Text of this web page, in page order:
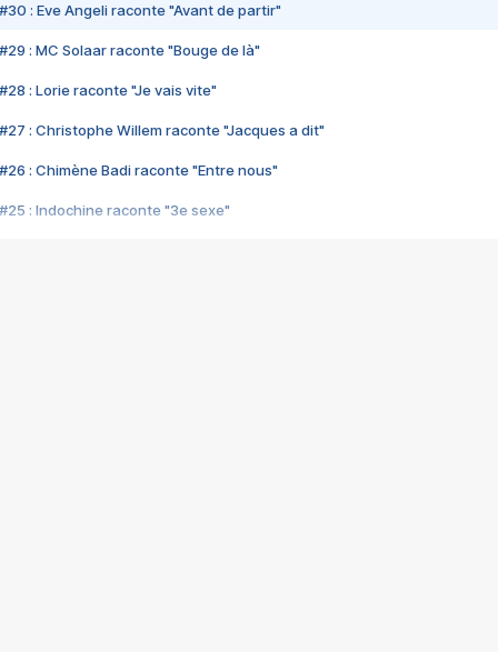
#30 : Eve Angeli raconte "Avant de partir"
#29 : MC Solaar raconte "Bouge de là"
#28 : Lorie raconte "Je vais vite"
#27 : Christophe Willem raconte "Jacques a dit"
#26 : Chimène Badi raconte "Entre nous"
#25 : Indochine raconte "3e sexe"